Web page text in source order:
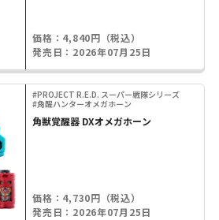
価格：4,840円（税込）
発売日：2026年07月25日
#PROJECT R.E.D. スーパー戦隊シリーズ
#角醒ハンターオメガホーン
角獣覚醒器 DXオメガホーン
価格：4,730円（税込）
発売日：2026年07月25日